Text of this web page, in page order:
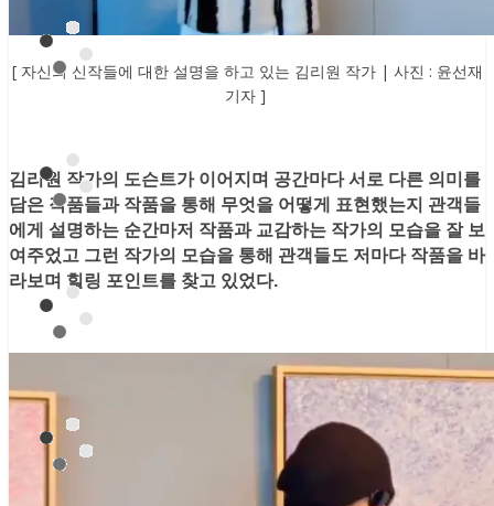
[ 자신의 신작들에 대한 설명을 하고 있는 김리원 작가 | 사진 : 윤선재
기자 ]
김 리원 작가의 도슨트가 이어지며 공간마다 서로 다른 의미를
담은 작품들과 작품을 통해 무엇을 어떻게 표현했는지 관객들
에게 설명하는 순간마저 작품과 교감하는 작가의 모습을 잘 보
여주었고 그런 작가의 모습을 통해 관객들도 저마다 작품을 바
라보며 힐링 포인트를 찾고 있었다.